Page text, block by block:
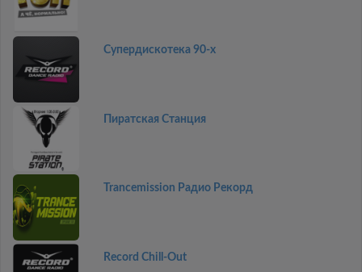
Супердискотека 90-х
Пиратская Станция
Trancemission Радио Рекорд
Record Chill-Out